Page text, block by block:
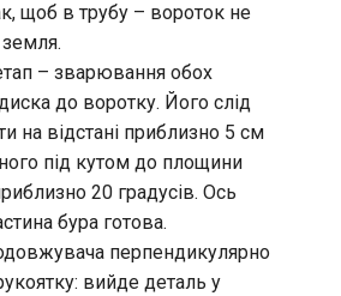
щоб в трубу – вороток не
– зварювання обох
до воротку. Його слід
на відстані приблизно 5 см
під кутом до площини
20 градусів. Ось
бура готова.
перпендикулярно
вийде деталь у